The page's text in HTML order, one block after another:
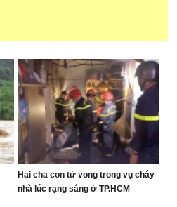
Hai cha con tử vong trong vụ cháy
nhà lúc rạng sáng ở TP.HCM